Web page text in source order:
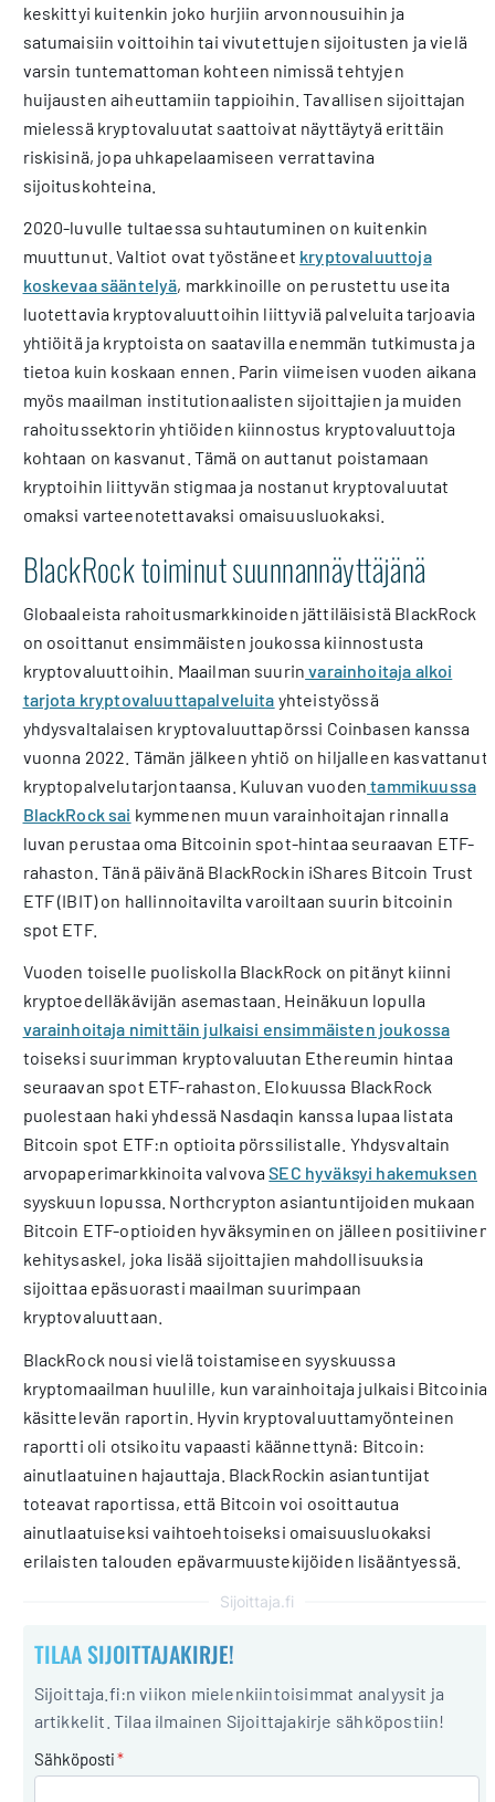
keskittyi kuitenkin joko hurjiin arvonnousuihin ja
satumaisiin voittoihin tai vivutettujen sijoitusten ja vielä
varsin tuntemattoman kohteen nimissä tehtyjen
huijausten aiheuttamiin tappioihin. Tavallisen sijoittajan
mielessä kryptovaluutat saattoivat näyttäytyä erittäin
riskisinä, jopa uhkapelaamiseen verrattavina
sijoituskohteina.
2020-luvulle tultaessa suhtautuminen on kuitenkin
muuttunut. Valtiot ovat työstäneet kryptovaluuttoja
koskevaa sääntelyä, markkinoille on perustettu useita
luotettavia kryptovaluuttoihin liittyviä palveluita tarjoavia
yhtiöitä ja kryptoista on saatavilla enemmän tutkimusta ja
tietoa kuin koskaan ennen. Parin viimeisen vuoden aikana
myös maailman institutionaalisten sijoittajien ja muiden
rahoitussektorin yhtiöiden kiinnostus kryptovaluuttoja
kohtaan on kasvanut. Tämä on auttanut poistamaan
kryptoihin liittyvän stigmaa ja nostanut kryptovaluutat
omaksi varteenotettavaksi omaisuusluokaksi.
BlackRock toiminut suunnannäyttäjänä
Globaaleista rahoitusmarkkinoiden jättiläisistä BlackRock
on osoittanut ensimmäisten joukossa kiinnostusta
kryptovaluuttoihin. Maailman suurin varainhoitaja alkoi
tarjota kryptovaluuttapalveluita yhteistyössä
yhdysvaltalaisen kryptovaluuttapörssi Coinbasen kanssa
vuonna 2022. Tämän jälkeen yhtiö on hiljalleen kasvattanut
kryptopalvelutarjontaansa. Kuluvan vuoden tammikuussa
BlackRock sai kymmenen muun varainhoitajan rinnalla
luvan perustaa oma Bitcoinin spot-hintaa seuraavan ETF-
rahaston. Tänä päivänä BlackRockin iShares Bitcoin Trust
ETF (IBIT) on hallinnoitavilta varoiltaan suurin bitcoinin
spot ETF.
Vuoden toiselle puoliskolla BlackRock on pitänyt kiinni
kryptoedelläkävijän asemastaan. Heinäkuun lopulla
varainhoitaja nimittäin julkaisi ensimmäisten joukossa
toiseksi suurimman kryptovaluutan Ethereumin hintaa
seuraavan spot ETF-rahaston. Elokuussa BlackRock
puolestaan haki yhdessä Nasdaqin kanssa lupaa listata
Bitcoin spot ETF:n optioita pörssilistalle. Yhdysvaltain
arvopaperimarkkinoita valvovaSEC hyväksyi hakemuksen
syyskuun lopussa. Northcrypton asiantuntijoiden mukaan
Bitcoin ETF-optioiden hyväksyminen on jälleen positiivinen
kehitysaskel, joka lisää sijoittajien mahdollisuuksia
sijoittaa epäsuorasti maailman suurimpaan
kryptovaluuttaan.
BlackRock nousi vielä toistamiseen syyskuussa
kryptomaailman huulille, kun varainhoitaja julkaisi Bitcoinia
käsittelevän raportin. Hyvin kryptovaluuttamyönteinen
raportti oli otsikoitu vapaasti käännettynä: Bitcoin:
ainutlaatuinen hajauttaja. BlackRockin asiantuntijat
toteavat raportissa, että Bitcoin voi osoittautua
ainutlaatuiseksi vaihtoehtoiseksi omaisuusluokaksi
erilaisten talouden epävarmuustekijöiden lisääntyessä.
Sijoittaja.fi
TILAA SIJOITTAJAKIRJE!
Sijoittaja.fi:n viikon mielenkiintoisimmat analyysit ja
artikkelit. Tilaa ilmainen Sijoittajakirje sähköpostiin!
Sähköposti*